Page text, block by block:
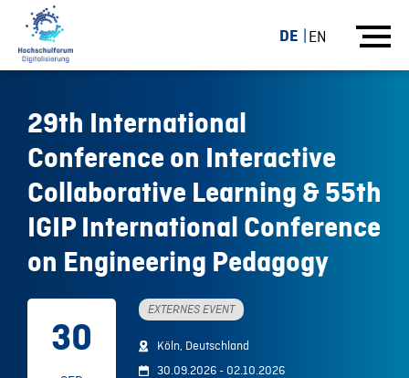
DE EN
29th International
Conference on Interactive
Collaborative Learning & 55th
IGIP International Conference
on Engineering Pedagogy
30
EXTERNES EVENT
Köln, Deutschland
30.09.2026 - 02.10.2026